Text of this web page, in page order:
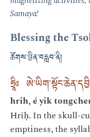
Samaya!
Blessing the
ཚོགས་བྱིན་བརླབ་ནི།
ཧྲཱིཿ
hrih, é yik
Hrīḥ. In the skull-
emptiness, the